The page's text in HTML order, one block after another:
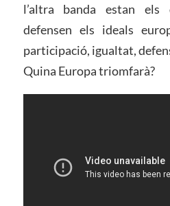
l’altra banda estan els
defensen els ideals
participació, igualtat,
Quina Europa triomfarà?